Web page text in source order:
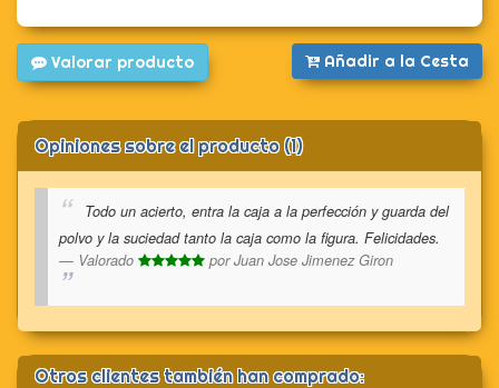
Valorar producto Añadir a la Cesta
Opiniones sobre el producto (1)
Todo un acierto, entra la caja a la perfección y guarda del
polvo y la suciedad tanto la caja como la figura. Felicidades.
Valorado
porJuan Jose Jimenez Giron
Otros clientes también han comprado: